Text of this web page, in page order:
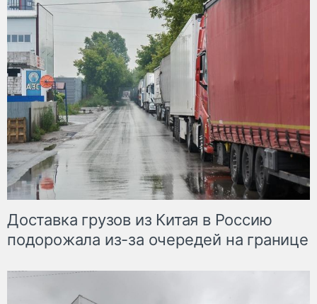
Доставка грузов из Китая в Россию
подорожала из-за очередей на границе